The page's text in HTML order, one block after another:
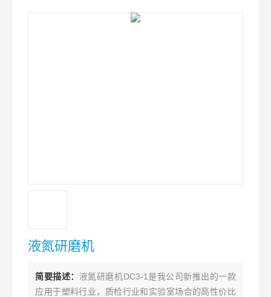
液氮研磨机
简要描述： 液氮研磨机DC3-1是我公司新推出的一款
应用于塑料行业，质检行业和实验室场合的高性价比